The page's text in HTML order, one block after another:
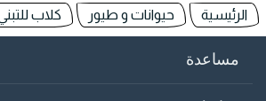
الرئيسية حيوانات و طيور كلاب
مساعدة